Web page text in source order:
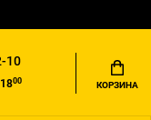
10
00 КОРЗИНА